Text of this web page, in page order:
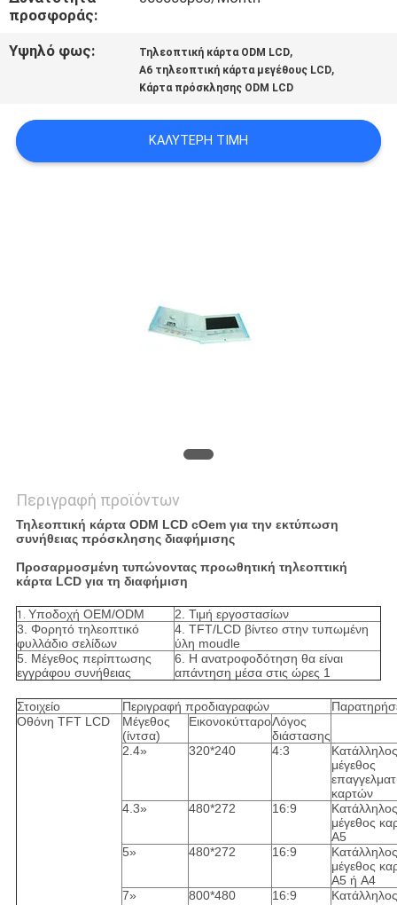
ΑΠΌΣΠΑΣΜΑ
PRIVACY
POLICY
προσφοράς:
Υψηλό φως: Τηλεοπτική κάρτα ODM LCD,
A6 τηλεοπτική κάρτα μεγέθους LCD,
Κάρτα πρόσκλησης ODM LCD
ΚΑΛΎΤΕΡΗ ΤΙΜΉ
Περιγραφή προϊόντων
Τηλεοπτική κάρτα ODM LCD cOem για την εκτύπωση
συνήθειας πρόσκλησης διαφήμισης
Προσαρμοσμένη τυπώνοντας προωθητική τηλεοπτική
κάρτα LCD για τη διαφήμιση
1. Υποδοχή OEM/ODM
2. Τιμή εργοστασίων
3. Φορητό τηλεοπτικό
φυλλάδιο σελίδων
4. TFT/LCD βίντεο στην τυπωμένη
ύλη moudle
5. Μέγεθος περίπτωσης
εγγράφου συνήθειας
6. Η ανατροφοδότηση θα είναι
απάντηση μέσα στις ώρες 1
Στοιχείο Περιγραφή προδιαγραφών
Οθόνη TFT LCD
Μέγεθος
(ίντσα)
ΕικονοκύτταροΛόγος
διάστασης
2.4»
320*240 4:3
μέγεθος
καρτών
4.3»
480*272 16:9
μέγεθος
A5
5»
480*272 16:9
μέγεθος
A5 ή A4
7»
800*480 16:9